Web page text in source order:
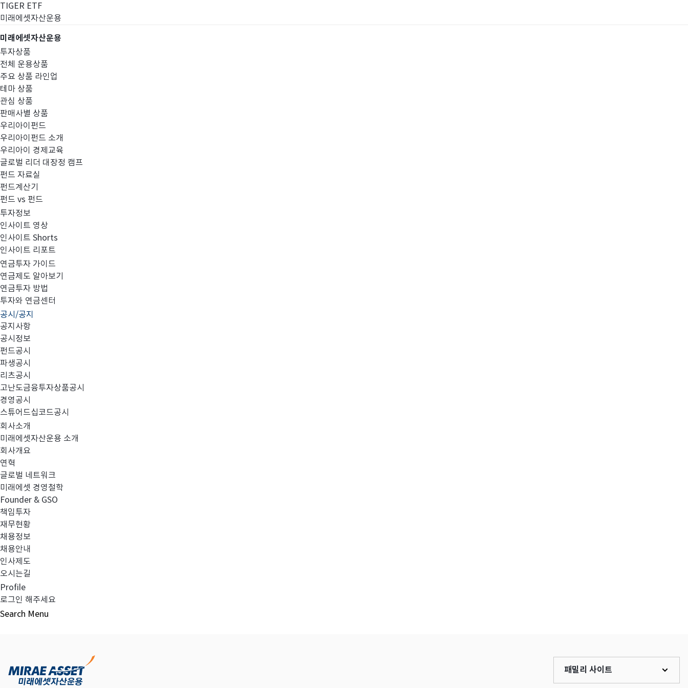
TIGER ETF
미래에셋자산운용
미래에셋자산운용
투자상품
전체 운용상품
주요 상품 라인업
테마 상품
관심 상품
판매사별 상품
우리아이펀드
우리아이펀드 소개
우리아이 경제교육
글로벌 리더 대장정 캠프
펀드 자료실
펀드계산기
펀드 vs 펀드
투자정보
인사이트 영상
인사이트 Shorts
인사이트 리포트
연금투자 가이드
연금제도 알아보기
연금투자 방법
투자와 연금센터
공시/공지
공지사항
공시정보
펀드공시
파생공시
리츠공시
고난도금융투자상품공시
경영공시
스튜어드십코드공시
회사소개
미래에셋자산운용 소개
회사개요
연혁
글로벌 네트워크
미래에셋 경영철학
Founder & GSO
책임투자
재무현황
채용정보
채용안내
인사제도
오시는길
Profile
로그인 해주세요
Search Menu
고난도금융투자상품
고난도금융투자상품_공시_20230427
이전글
다음글
목록보기
패밀리 사이트